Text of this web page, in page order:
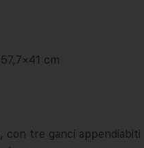
cm
con tre ganci appendiabiti